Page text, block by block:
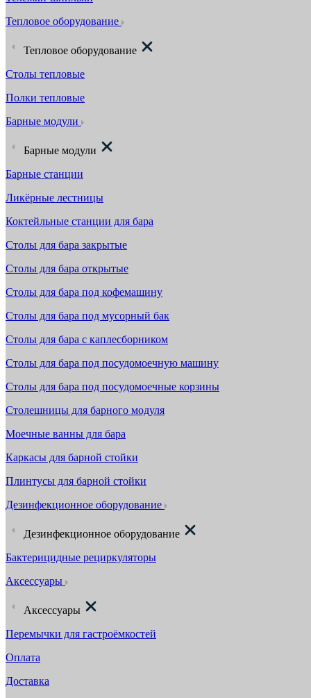
Тепловое оборудование
Тепловое оборудование
Столы тепловые
Полки тепловые
Барные модули
Барные модули
Барные станции
Ликёрные лестницы
Коктейльные станции для бара
Столы для бара закрытые
Столы для бара открытые
Столы для бара под кофемашину
Столы для бара под мусорный бак
Столы для бара с каплесборником
Столы для бара под посудомоечную машину
Столы для бара под посудомоечные корзины
Столешницы для барного модуля
Моечные ванны для бара
Каркасы для барной стойки
Плинтусы для барной стойки
Дезинфекционное оборудование
Дезинфекционное оборудование
Бактерицидные рециркуляторы
Аксессуары
Аксессуары
Перемычки для гастроёмкостей
Оплата
Доставка